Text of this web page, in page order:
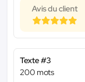
Avis du client
Texte #3
200 mots